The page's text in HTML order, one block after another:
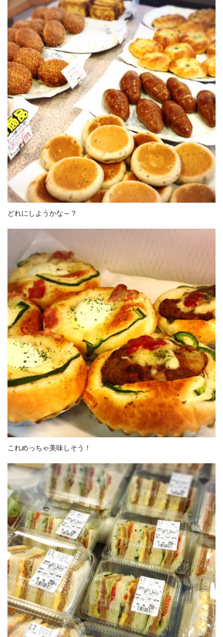
どれにしようかな～？
これめっちゃ美味しそう！